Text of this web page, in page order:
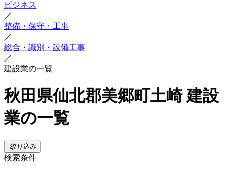
ビジネス
／
整備・保守・工事
／
総合・識別・設備工事
／
建設業の一覧
秋田県仙北郡美郷町土崎 建設
業の一覧
絞り込み
検索条件